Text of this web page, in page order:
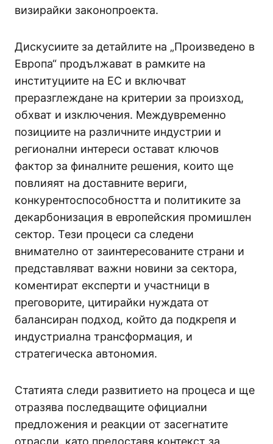
визирайки законопроекта.
Дискусиите за детайлите на „Произведено в
Европа“ продължават в рамките на
институциите на ЕС и включват
преразглеждане на критерии за произход,
обхват и изключения. Междувременно
позициите на различните индустрии и
регионални интереси остават ключов
фактор за финалните решения, които ще
повлияят на доставните вериги,
конкурентоспособността и политиките за
декарбонизация в европейския промишлен
сектор. Тези процеси са следени
внимателно от заинтересованите страни и
представляват важни новини за сектора,
коментират експерти и участници в
преговорите, цитирайки нуждата от
балансиран подход, който да подкрепя и
индустриална трансформация, и
стратегическа автономия.
Статията следи развитието на процеса и ще
отразява последващите официални
предложения и реакции от засегнатите
отрасли, като предоставя контекст за